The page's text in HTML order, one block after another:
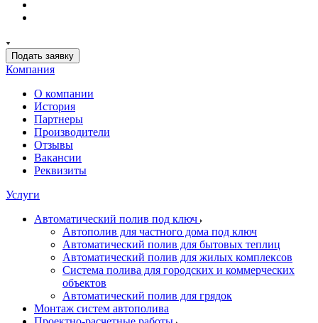
Подать заявку
Компания
О компании
История
Партнеры
Производители
Отзывы
Вакансии
Реквизиты
Услуги
Автоматический полив под ключ
Автополив для частного дома под ключ
Автоматический полив для бытовых теплиц
Автоматический полив для жилых комплексов
Система полива для городских и коммерческих
объектов
Автоматический полив для грядок
Монтаж систем автополива